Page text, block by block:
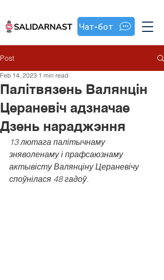
Чат-бот
Post
Палітвязень Валянцін
Цераневіч адзначае
Дзень нараджэння
Feb 14, 2023 1 min read
13 лютага палітычнаму
зняволенаму і прафсаюзнаму
актывісту Валянціну Цераневічу
споўнілася 48 гадоў.